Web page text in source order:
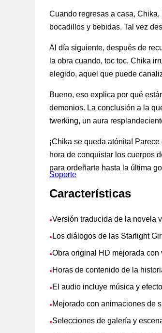
Soporte
Cuando regresas a casa,
bocadillos y bebidas. Tal vez
Al día siguiente, después de
la obra cuando, toc toc, Chika
elegido, aquel que puede
Bueno, eso explica por qué
demonios. La conclusión a la
twerking, un aura
¡Chika se queda atónita!
hora de conquistar los cuerpos
para ordeñarte hasta la última
Características
●Versión traducida de la novela
● Los diálogos de las Starlight
●Obra original HD mejorada con
● Horas de contenido de la
● El audio incluye música y
● Mejorado con animaciones de
●Selecciones de galería y